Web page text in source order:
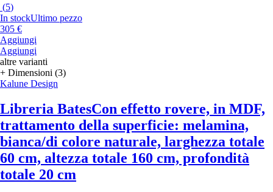
(5)
In stockUltimo pezzo
305 €
Aggiungi
Aggiungi
altre varianti
+ Dimensioni (3)
Kalune Design
Libreria BatesCon effetto rovere, in MDF,
trattamento della superficie: melamina,
bianca/di colore naturale, larghezza totale
60 cm, altezza totale 160 cm, profondità
totale 20 cm